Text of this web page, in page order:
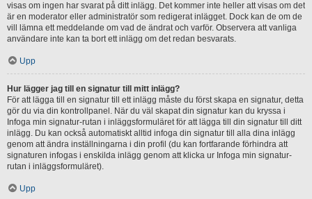
visas om ingen har svarat på ditt inlägg. Det kommer inte heller att visas om det
är en moderator eller administratör som redigerat inlägget. Dock kan de om de
vill lämna ett meddelande om vad de ändrat och varför. Observera att vanliga
användare inte kan ta bort ett inlägg om det redan besvarats.
Upp
Hur lägger jag till en signatur till mitt inlägg?
För att lägga till en signatur till ett inlägg måste du först skapa en signatur, detta
gör du via din kontrollpanel. När du väl skapat din signatur kan du kryssa i
Infoga min signatur-rutan i inläggsformuläret för att lägga till din signatur till ditt
inlägg. Du kan också automatiskt alltid infoga din signatur till alla dina inlägg
genom att ändra inställningarna i din profil (du kan fortfarande förhindra att
signaturen infogas i enskilda inlägg genom att klicka ur Infoga min signatur-
rutan i inläggsformuläret).
Upp